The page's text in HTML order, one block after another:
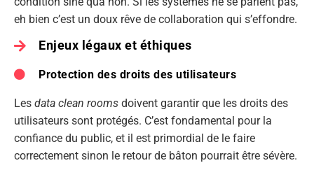
eh bien c’est un doux rêve de collaboration qui s’effondre.
Enjeux légaux et éthiques
Protection des droits des utilisateurs
Les data clean rooms doivent garantir que les droits des
utilisateurs sont protégés. C’est fondamental pour la
confiance du public, et il est primordial de le faire
correctement sinon le retour de bâton pourrait être sévère.